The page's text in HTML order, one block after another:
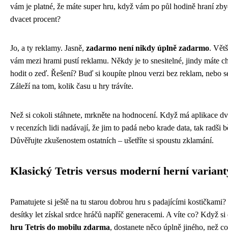
vám je platné, že máte super hru, když vám po půl hodině hraní
dvacet procent?
Jo, a ty reklamy. Jasně, zadarmo není nikdy úplně zadarmo.
vám mezi hrami pustí reklamu. Někdy je to snesitelné, jindy máte
hodit o zeď. Řešení? Buď si koupíte plnou verzi bez reklam, nebo
Záleží na tom, kolik času u hry trávíte.
Než si cokoli stáhnete, mrkněte na hodnocení. Když má aplikace
v recenzích lidi nadávají, že jim to padá nebo krade data, tak radši
Důvěřujte zkušenostem ostatních – ušetříte si spoustu zklamání.
Klasický Tetris versus moderní herní
Pamatujete si ještě na tu starou dobrou hru s padajícími kostičkami?
desítky let získal srdce hráčů napříč generacemi. A víte co? Když
hru Tetris do mobilu zdarma, dostanete něco úplně jiného, než